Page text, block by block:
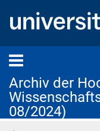
Archiv der
08/2024)